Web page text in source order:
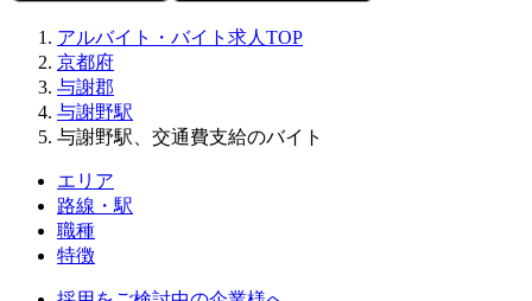
アルバイト・バイト求人TOP
京都府
与謝郡
与謝野駅
与謝野駅、交通費支給のバイト
エリア
路線・駅
職種
特徴